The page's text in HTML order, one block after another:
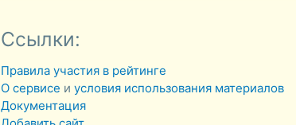
Ссылки:
Правила участия в рейтинге
О сервисе иусловия использования материалов
Документация